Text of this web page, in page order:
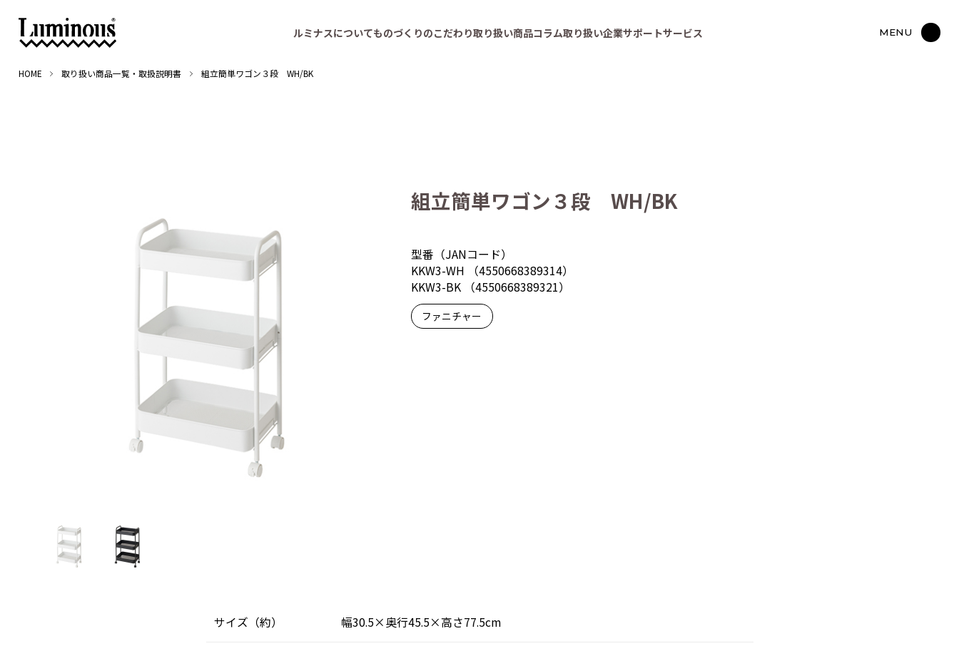
ルミナスについてものづくりのこだわり取り扱い商品コラム取り扱い企業サポートサービス MENU
HOME 取り扱い商品一覧・取扱説明書 組立簡単ワゴン３段 WH/BK
組立簡単ワゴン３段 WH/BK
型番（JANコード）
KKW3-WH （4550668389314）
KKW3-BK （4550668389321）
ファニチャー
サイズ（約） 幅30.5×奥行45.5×高さ77.5cm